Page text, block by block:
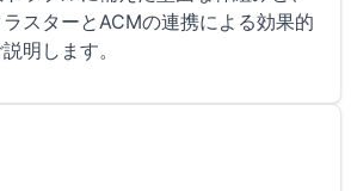
スターとACMの連携による効果的
明します。